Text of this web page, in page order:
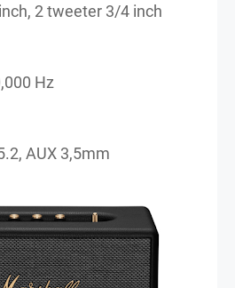
2 tweeter 3/4 inch
Hz
AUX 3,5mm